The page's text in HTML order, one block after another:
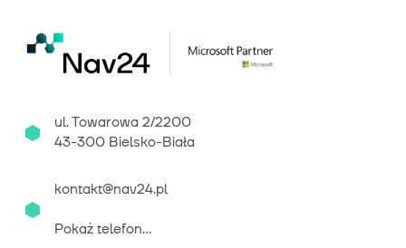
ul. Towarowa 2/2200
43-300 Bielsko-Biała
kontakt@nav24.pl
Pokaż telefon...